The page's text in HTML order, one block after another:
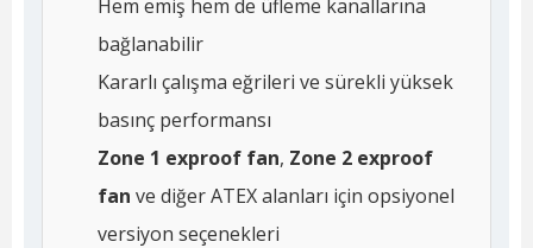
Hem emiş hem de üfleme kanallarına
bağlanabilir
Kararlı çalışma eğrileri ve sürekli yüksek
basınç performansı
Zone 1 exproof fan, Zone 2 exproof
fan ve diğer ATEX alanları için opsiyonel
versiyon seçenekleri